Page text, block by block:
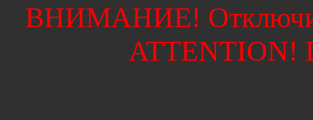
ВНИМАНИЕ!
ATTENTION!